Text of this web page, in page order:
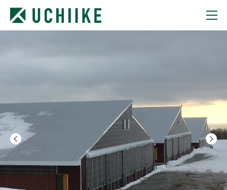
BUILD CITY
HOUSE CREATION
COMPANY
RECRUIT